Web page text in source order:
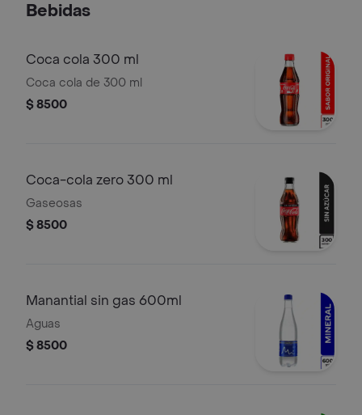
Bebidas
Coca cola 300 ml
Coca cola de 300 ml
$ 8500
Coca-cola zero 300 ml
Gaseosas
$ 8500
Manantial sin gas 600ml
Aguas
$ 8500